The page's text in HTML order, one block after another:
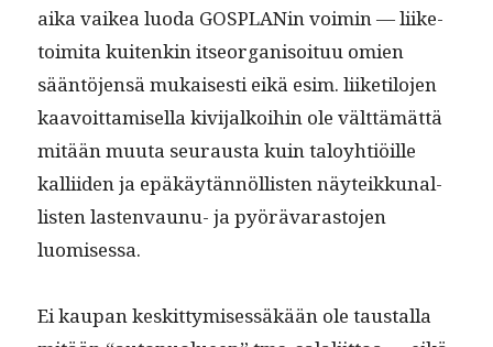
aika vaikea luo­da GOS­PLANin voimin — liike­
toimi­ta kuitenkin itse­or­gan­isoituu omien
sään­tö­jen­sä mukaises­ti eikä esim. liiketilo­jen
kaavoit­tamisel­la kivi­jalkoi­hin ole vält­tämät­tä
mitään muu­ta seu­raus­ta kuin taloy­htiöille
kalli­iden ja epäkäytän­nöl­lis­ten näyteikku­nal­
lis­ten las­ten­vaunu- ja pyörä­varas­to­jen
luomisessa.
Ei kau­pan keskit­tymisessäkään ole taustal­la